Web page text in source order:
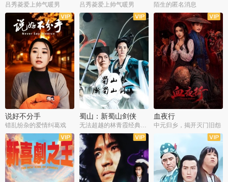
吕秀菱爱上帅气暖男 吕秀菱爱上帅气暖男 陌生的匿名消息
说好不分手
错乱纷杂的爱情纠葛戏
蜀山：新蜀山剑侠
无法超越的林青霞经典角色
血夜行
中元归乡，揭开灭门旧怨